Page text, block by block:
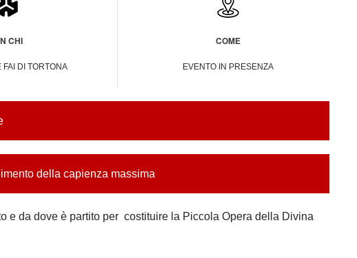
CHI
FAI DI TORTONA
COME
EVENTO IN PRESENZA
della capienza massima
e da dove è partito per costituire la Piccola Opera della Divina